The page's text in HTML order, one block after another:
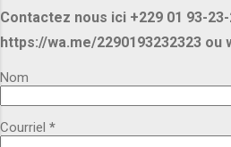
Disponible en
et livraison selon
contactez nous pour
contacts et nos e-
Contactez nous ici +229 01 93-
https://wa.me/2290193232323 ou
Nom
Courriel *